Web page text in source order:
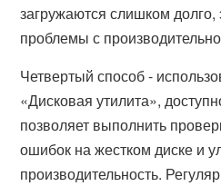
загружаются слишком
проблемы с
Четвертый способ -
«Дисковая утилита»,
позволяет выполнить
ошибок на жестком диске и
производительность.